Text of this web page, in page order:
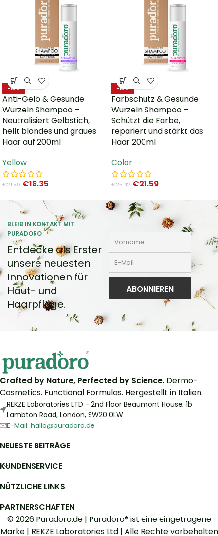
-15%
Anti-Gelb & Gesunde
Wurzeln Shampoo –
Neutralisiert Gelbstich,
hellt blondes und graues
Haar auf 200ml
Yellow
€21.59 €18.35
-15%
Farbschutz & Gesunde
Wurzeln Shampoo –
Schützt die Farbe,
repariert und stärkt das
Haar 200ml
Color
€25.42 €21.59
BLEIB IN KONTAKT MIT
PURADORO
Entdecke als Erster
unsere neuesten
Innovationen für
Haut- und
Haarpflege.
Crafted by Nature, Perfected by Science. Dermo-
Cosmetics. Functional Formulas. Hergestellt in Italien.
REKZE Laboratories LTD - 2nd Floor Beaumont House, 1b
Lambton Road, London, SW20 0LW
E-Mail: hallo@puradoro.de
NEUESTE BEITRÄGE
KUNDENSERVICE
NÜTZLICHE LINKS
PARTNERSCHAFTEN
© 2026 Puradoro.de | Puradoro® ist eine eingetragene
Marke | REKZE Laboratories Ltd | Alle Rechte vorbehalten